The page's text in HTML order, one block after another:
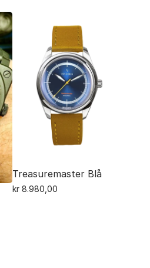
Treasuremaster Blå
kr 8.980,00